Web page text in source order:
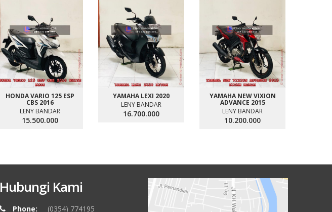
HONDA VARIO 125 ESP
CBS 2016
LENY BANDAR
15.500.000
YAMAHA LEXI 2020
LENY BANDAR
16.700.000
YAMAHA NEW VIXION
ADVANCE 2015
LENY BANDAR
10.200.000
Hubungi Kami
Phone: (0354) 774195